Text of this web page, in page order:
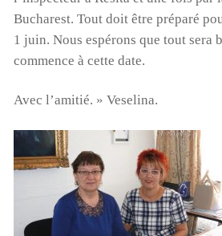
Bucharest. Tout doit être préparé
1 juin. Nous espérons que tout sera
commence à cette date.
Avec l’amitié. » Veselina.
00:00